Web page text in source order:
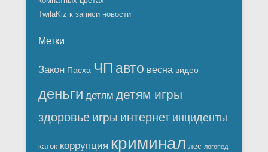
TwilaKiz к записи новости
Метки
Закон Пасха ЧП авто весна видео
деньги детям детям игры
здоровье игры интернет инциденты
каток коррупция криминал лес логопед